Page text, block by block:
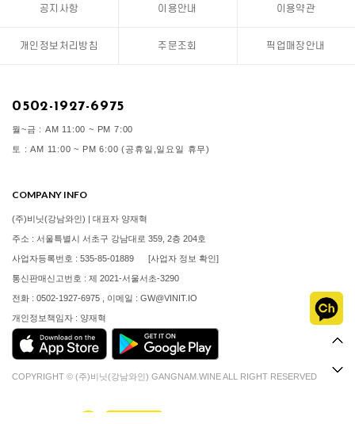
공지사항 이용안내 이용약관
개인정보처리방침 주문조회 픽업매장안내
0502-1927-6975
월~금 : AM 11:00 ~ PM 7:00
토 : AM 11:00 ~ PM 6:00 (공휴일,일요일 휴무)
COMPANY INFO
(주)비닛(강남와인) | 대표자 양재혁
주소 : 서울특별시 서초구 강남대로 359, 2층 204호
사업자등록번호 : 535-85-01889 [사업자 정보 확인]
통신판매신고번호 : 제 2021-서울서초-3290
전화 : 0502-1927-6975 , 이메일 : GW@VINIT.IO
개인정보책임자 : 양재혁
COPYRIGHT © (주)비닛(강남와인) GANGNAM.WINE ALL RIGHT RESERVED